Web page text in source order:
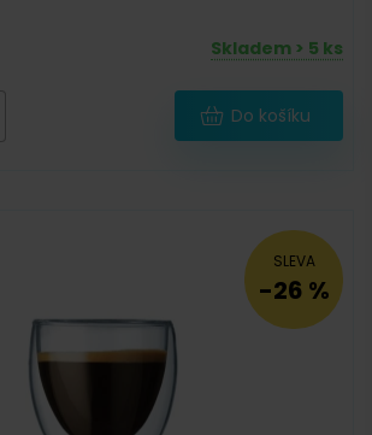
Skladem > 5 ks
Do košíku
SLEVA
-26 %